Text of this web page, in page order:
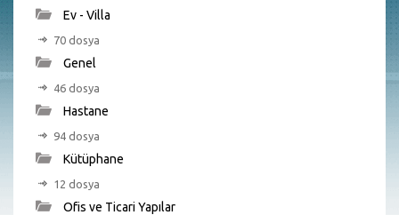
Ev - Villa
70 dosya
Genel
46 dosya
Hastane
94 dosya
Kütüphane
12 dosya
Ofis ve Ticari Yapılar